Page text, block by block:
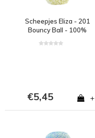
Scheepjes Eliza - 201
Bouncy Ball - 100%
€5,45 +